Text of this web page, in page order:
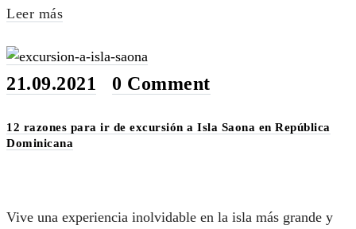
Leer más
21.09.2021 0 Comment
12 razones para ir de excursión a Isla Saona en República
Dominicana
Vive una experiencia inolvidable en la isla más grande y